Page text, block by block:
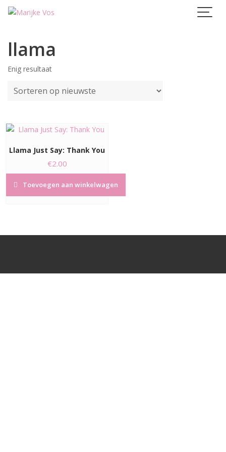
Skip
llama
Enig resultaat
Llama Just Say: Thank You
€2.00
Toevoegen aan winkelwagen